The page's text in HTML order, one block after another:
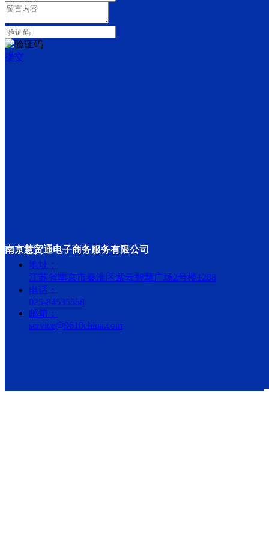
六、海关在验证工作中发现实际进口货物与强制性产品认证证书或
商品检验法》等相关法律法规的规定进行处置
特此公告
提交
南京慧贸通电子商务服务有限公司
地址：
江苏省南京市秦淮区紫云智慧广场2号楼1208
电话：
025-84535558
邮箱：
service@9610china.com